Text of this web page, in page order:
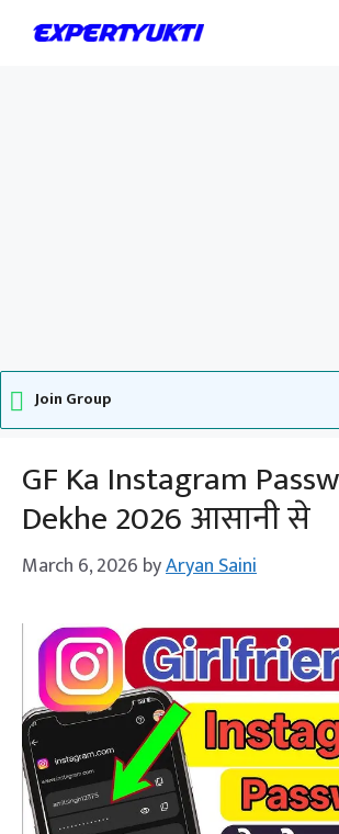
Join Group
GF Ka Instagram
Dekhe 2026 आसानी से
March 6, 2026 byAryan Saini